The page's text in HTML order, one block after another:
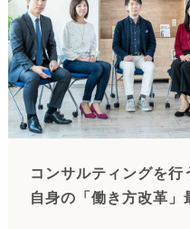
コンサルティングを行
自身の「働き方改革」